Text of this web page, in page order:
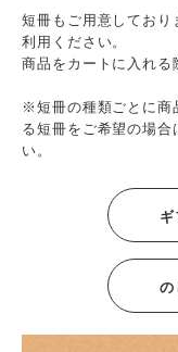
短冊もご用意してお
利用ください。
商品をカートに入れる
※短冊の種類ごとに商
る短冊をご希望の場
い。